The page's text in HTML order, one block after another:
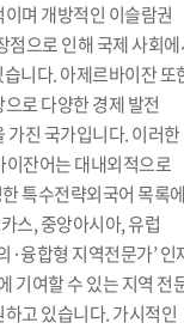
며 개방적인 이슬람권
점으로 인해 국제 사회
니다. 아제르바이잔 또
로 다양한 경제 발전
가진 국가입니다. 이러한
잔어는 대내외적으로
특수전략외국어 목록
스, 중앙아시아, 유럽
·융합형 지역전문가’ 인
기여할 수 있는 지역 전
고 있습니다. 가시적인